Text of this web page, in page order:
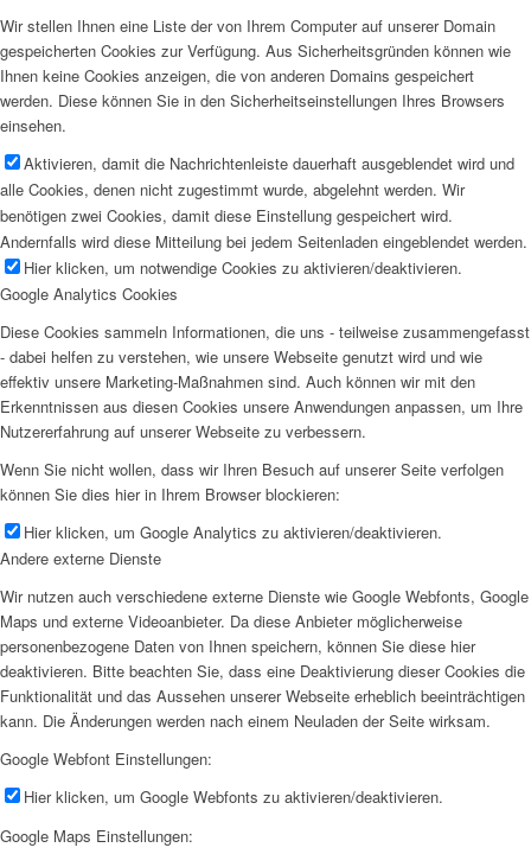
Wir stellen Ihnen eine Liste der von Ihrem Computer auf unserer Domain
gespeicherten Cookies zur Verfügung. Aus Sicherheitsgründen können wie
Ihnen keine Cookies anzeigen, die von anderen Domains gespeichert
werden. Diese können Sie in den Sicherheitseinstellungen Ihres Browsers
einsehen.
Aktivieren, damit die Nachrichtenleiste dauerhaft ausgeblendet wird und
alle Cookies, denen nicht zugestimmt wurde, abgelehnt werden. Wir
benötigen zwei Cookies, damit diese Einstellung gespeichert wird.
Andernfalls wird diese Mitteilung bei jedem Seitenladen eingeblendet werden.
Hier klicken, um notwendige Cookies zu aktivieren/deaktivieren.
Google Analytics Cookies
Diese Cookies sammeln Informationen, die uns - teilweise zusammengefasst
- dabei helfen zu verstehen, wie unsere Webseite genutzt wird und wie
effektiv unsere Marketing-Maßnahmen sind. Auch können wir mit den
Erkenntnissen aus diesen Cookies unsere Anwendungen anpassen, um Ihre
Nutzererfahrung auf unserer Webseite zu verbessern.
Wenn Sie nicht wollen, dass wir Ihren Besuch auf unserer Seite verfolgen
können Sie dies hier in Ihrem Browser blockieren:
Hier klicken, um Google Analytics zu aktivieren/deaktivieren.
Andere externe Dienste
Wir nutzen auch verschiedene externe Dienste wie Google Webfonts, Google
Maps und externe Videoanbieter. Da diese Anbieter möglicherweise
personenbezogene Daten von Ihnen speichern, können Sie diese hier
deaktivieren. Bitte beachten Sie, dass eine Deaktivierung dieser Cookies die
Funktionalität und das Aussehen unserer Webseite erheblich beeinträchtigen
kann. Die Änderungen werden nach einem Neuladen der Seite wirksam.
Google Webfont Einstellungen:
Hier klicken, um Google Webfonts zu aktivieren/deaktivieren.
Google Maps Einstellungen: